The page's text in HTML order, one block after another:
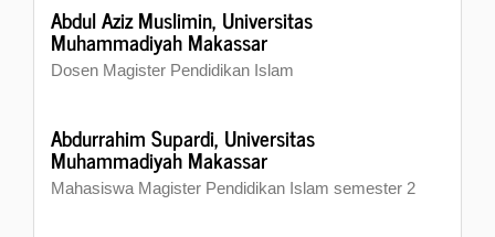
Abdul Aziz Muslimin, Universitas
Muhammadiyah Makassar
Dosen Magister Pendidikan Islam
Abdurrahim Supardi, Universitas
Muhammadiyah Makassar
Mahasiswa Magister Pendidikan Islam semester 2